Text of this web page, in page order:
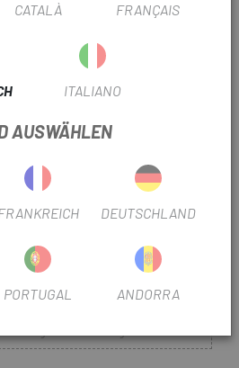
IN 48 STUNDEN
Lieferzeiten, wenn Sie die
auswählen.
CATALÀ FRANÇAIS
ITALIANO
AUSWÄHLEN
DEUTSCHLAND
PORTUGAL ANDORRA